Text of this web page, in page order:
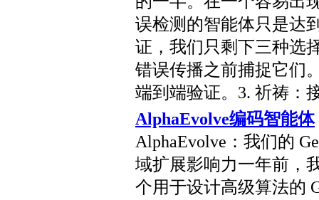
误检测的智能体只是达
证，我们只剩下三种选
错误传播之前捕捉它们
端到端验证。3. 祈祷：
AlphaEvolve编码智能体
AlphaEvolve：我们的
域扩展影响力一年前，
个用于设计高级算法的